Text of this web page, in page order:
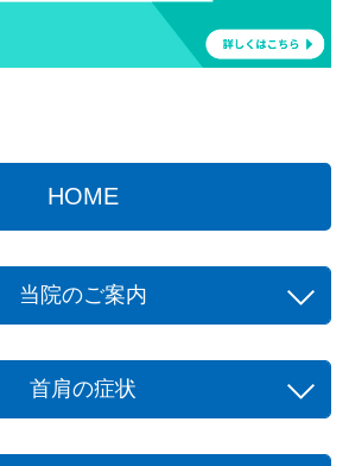
HOME
当院のご案内
首肩の症状